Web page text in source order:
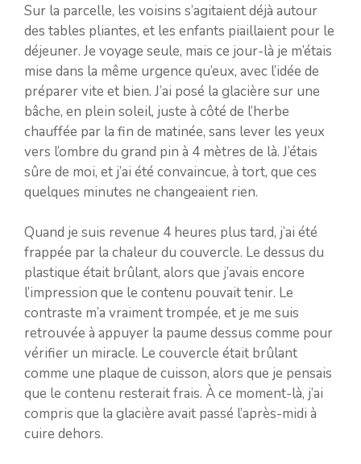
Sur la parcelle, les voisins s’agitaient déjà autour
des tables pliantes, et les enfants piaillaient pour le
déjeuner. Je voyage seule, mais ce jour-là je m’étais
mise dans la même urgence qu’eux, avec l’idée de
préparer vite et bien. J’ai posé la glacière sur une
bâche, en plein soleil, juste à côté de l’herbe
chauffée par la fin de matinée, sans lever les yeux
vers l’ombre du grand pin à 4 mètres de là. J’étais
sûre de moi, et j’ai été convaincue, à tort, que ces
quelques minutes ne changeaient rien.
Quand je suis revenue 4 heures plus tard, j’ai été
frappée par la chaleur du couvercle. Le dessus du
plastique était brûlant, alors que j’avais encore
l’impression que le contenu pouvait tenir. Le
contraste m’a vraiment trompée, et je me suis
retrouvée à appuyer la paume dessus comme pour
vérifier un miracle. Le couvercle était brûlant
comme une plaque de cuisson, alors que je pensais
que le contenu resterait frais. À ce moment-là, j’ai
compris que la glacière avait passé l’après-midi à
cuire dehors.